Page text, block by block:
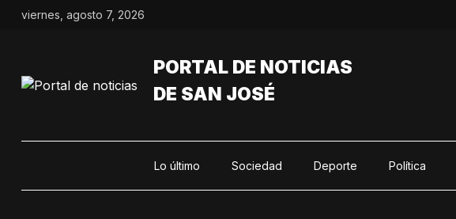
Saltarviernes, agosto 7, 2026
PORTAL DE NOTICIAS
DE SAN JOSÉ
Lo último Sociedad Deporte Política